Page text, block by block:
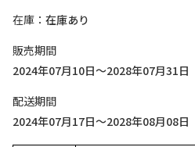
在庫
在庫あり
販売期間
2024年07月10日～2028年07月31日
配送期間
2024年07月17日～2028年08月08日